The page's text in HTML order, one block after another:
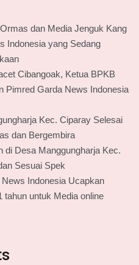
dan Media Jenguk Kang
Indonesia yang Sedang
Cibangoak, Ketua BPKB
Pimred Garda News Indonesia
Kec. Ciparay Selesai
dan Bergembira
di Desa Manggungharja Kec.
Sesuai Spek
Indonesia Ucapkan
tahun untuk Media online